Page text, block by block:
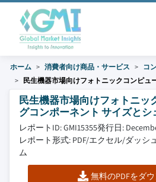
ホーム 消費者向け商品・サービス
コ
民生機器市場向けフォトニックコンピュ
民生機器市場向けフォトニッ
グコンポーネント サイズとシ
レポートID: GMI15355発行日:
レポート形式: PDF/エクセル/ダッシ
ム
無料のPDFをダ